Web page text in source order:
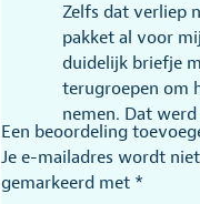
Zelfs dat verliep
pakket al voor
duidelijk briefje
terugroepen om
nemen. Dat
Positief is dat de
gehandeld. Na
aankoopbedrag
Een beoordeling
Je e-mailadres wordt
gemarkeerd met *